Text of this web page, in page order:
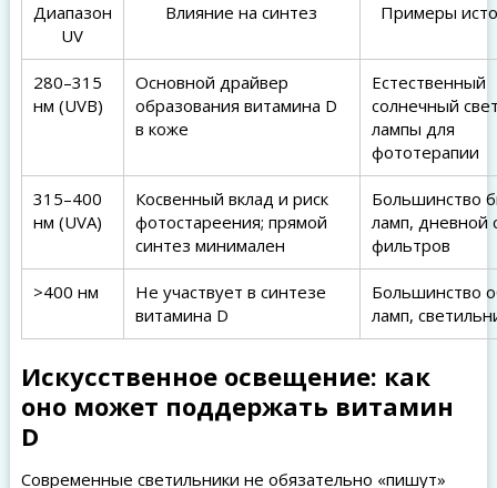
Диапазон
UV
Влияние на синтез Примеры
280–315
нм (UVB)
Основной драйвер
образования витамина D
в коже
Естественный
солнечный
лампы для
фототерапии
315–400
нм (UVA)
Косвенный вклад и риск
фотостареения; прямой
синтез минимален
Большинство
ламп, дневной
фильтров
>400 нм
Не участвует в синтезе
витамина D
Большинство
ламп,
Искусственное освещение: как
оно может поддержать витамин
D
Современные светильники не обязательно «пишут»